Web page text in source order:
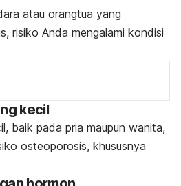
atau orangtua yang
risiko Anda mengalami kondisi
kecil
baik pada pria maupun wanita,
osteoporosis, khususnya